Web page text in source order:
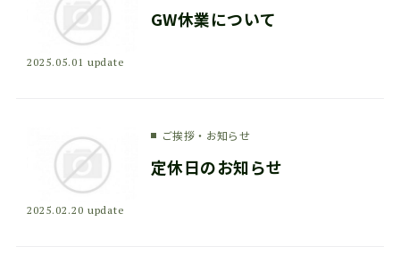
2025.05.01 update
GW休業について
2025.02.20 update
ご挨拶・お知らせ
定休日のお知らせ